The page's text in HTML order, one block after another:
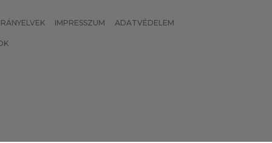
IMPRESSZUM ADATVÉDELEM